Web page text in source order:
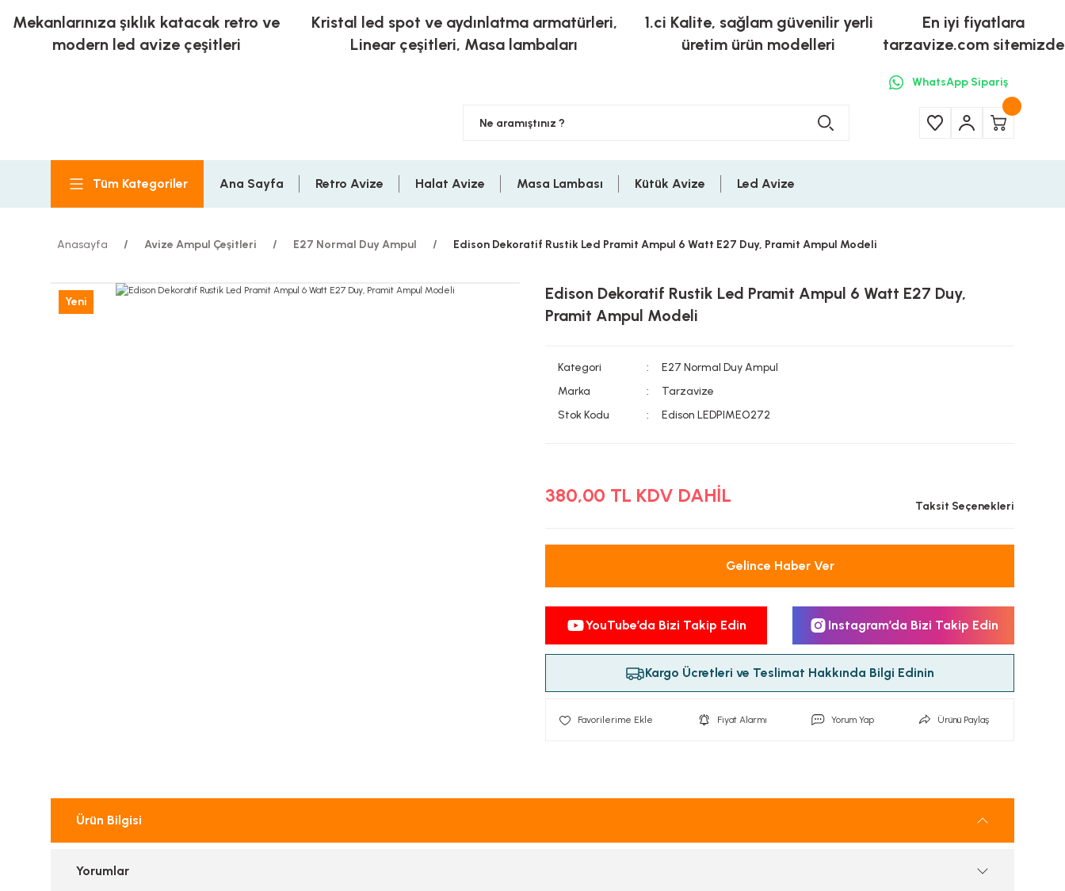
Mekanlarınıza şıklık katacak retro ve
modern led avize çeşitleri
Kristal led spot ve aydınlatma armatürleri,
Linear çeşitleri, Masa lambaları
1.ci Kalite, sağlam güvenilir yerli
üretim ürün modelleri
En iyi fiyatlara
tarzavize.com sitemizde
WhatsApp Sipariş
Tüm Kategoriler Ana Sayfa Retro Avize Halat Avize Masa Lambası Kütük Avize Led Avize
Anasayfa Avize Ampul Çeşitleri E27 Normal Duy Ampul Edison Dekoratif Rustik Led Pramit Ampul 6 Watt E27 Duy, Pramit Ampul Modeli
Yeni
Edison Dekoratif Rustik Led Pramit Ampul 6 Watt E27 Duy,
Pramit Ampul Modeli
Kategori
E27 Normal Duy Ampul
Marka
Tarzavize
Stok Kodu
Edison LEDPIMEO272
380,00 TL KDV DAHİL Taksit Seçenekleri
Gelince Haber Ver
YouTube’da Bizi Takip Edin Instagram’da Bizi Takip Edin
Kargo Ücretleri ve Teslimat Hakkında Bilgi Edinin
Fiyat Alarmı Yorum Yap Ürünü Paylaş
Ürün Bilgisi
Yorumlar